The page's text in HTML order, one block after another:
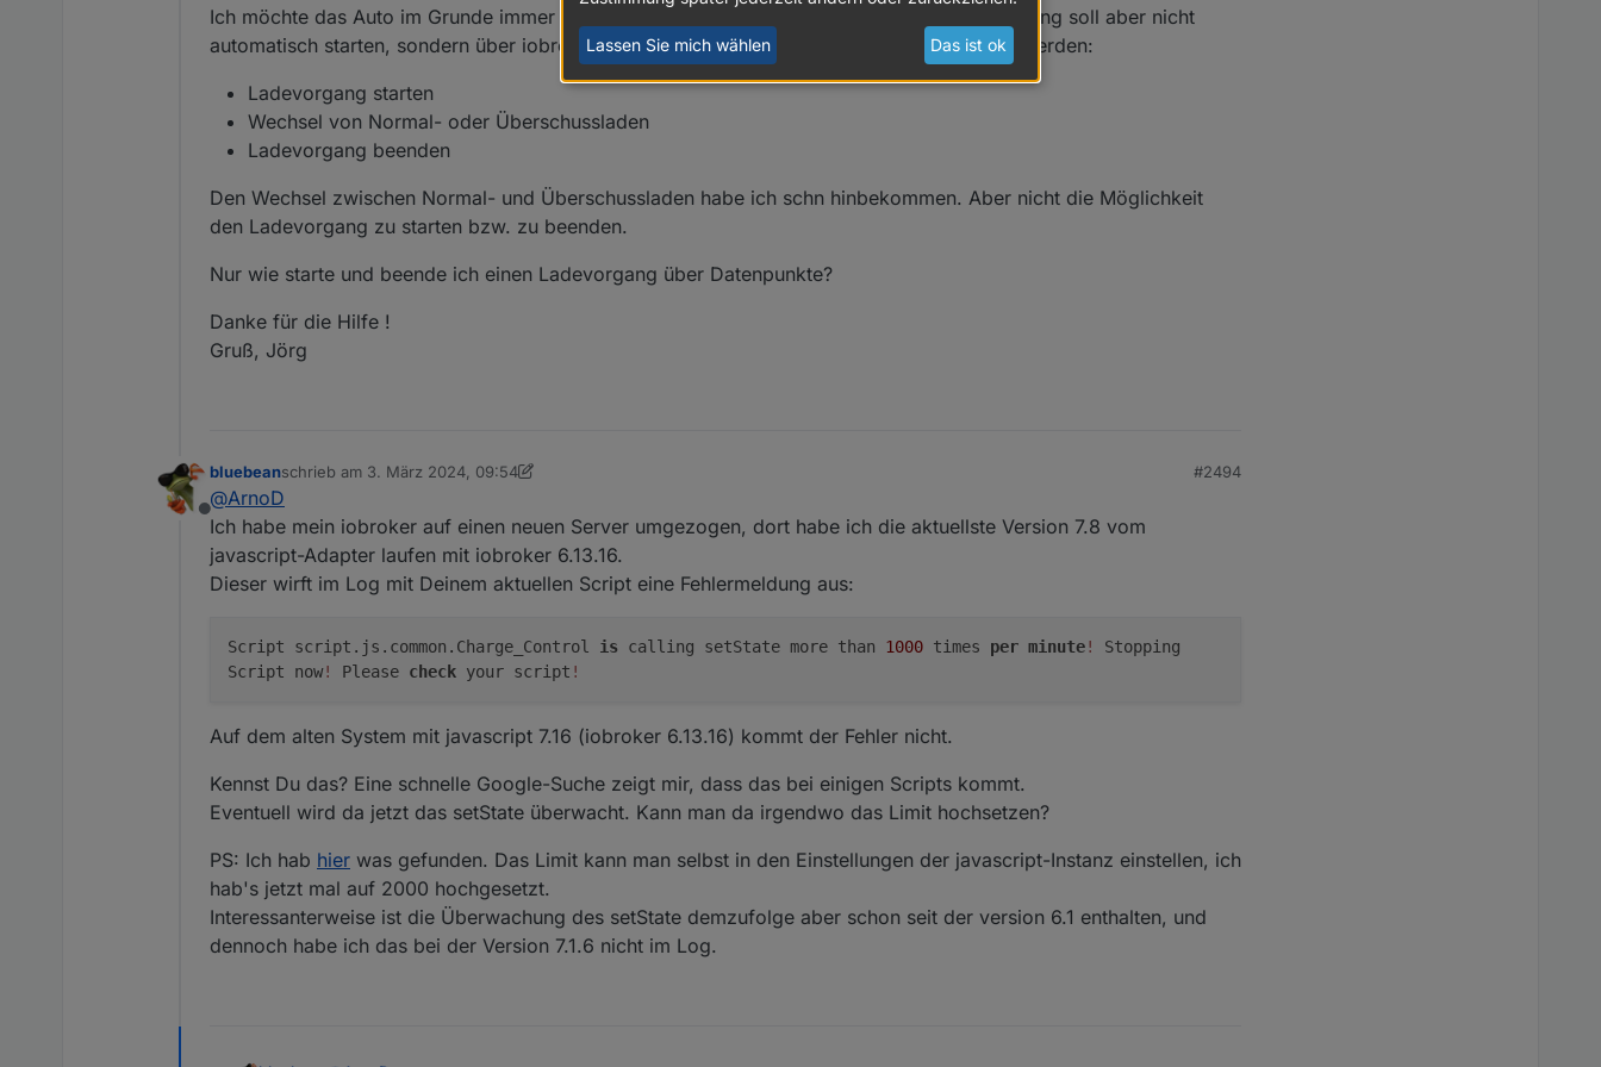
Ich möchte das Auto im Grunde immer an die Wallbox angeschlossen haben. Der Ladevorgang soll aber nicht
automatisch starten, sondern über iobroker (in Abhängigkeit anderer Faktoren...) geregelt werden:
Ladevorgang starten
Wechsel von Normal- oder Überschussladen
Ladevorgang beenden
Den Wechsel zwischen Normal- und Überschussladen habe ich schn hinbekommen. Aber nicht die Möglichkeit
den Ladevorgang zu starten bzw. zu beenden.
Nur wie starte und beende ich einen Ladevorgang über Datenpunkte?
Danke für die Hilfe !
Gruß, Jörg
Offline
bluebeanschrieb am 3. März 2024, 09:54
zuletzt editiert von bluebean3. März 2024, 11:08
#2494
@ArnoD
Ich habe mein iobroker auf einen neuen Server umgezogen, dort habe ich die aktuellste Version 7.8 vom
javascript-Adapter laufen mit iobroker 6.13.16.
Dieser wirft im Log mit Deinem aktuellen Script eine Fehlermeldung aus:
Script script.js.common.Charge_Control is calling setState more than 1000 times per minute!
Stopping
Script now! Please check your script !
Auf dem alten System mit javascript 7.16 (iobroker 6.13.16) kommt der Fehler nicht.
Kennst Du das? Eine schnelle Google-Suche zeigt mir, dass das bei einigen Scripts kommt.
Eventuell wird da jetzt das setState überwacht. Kann man da irgendwo das Limit hochsetzen?
PS: Ich hab hier was gefunden. Das Limit kann man selbst in den Einstellungen der javascript-Instanz einstellen, ich
hab's jetzt mal auf 2000 hochgesetzt.
Interessanterweise ist die Überwachung des setState demzufolge aber schon seit der version 6.1 enthalten, und
dennoch habe ich das bei der Version 7.1.6 nicht im Log.
Lassen Sie mich wählen Das ist ok